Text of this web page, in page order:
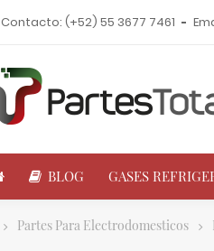
Contacto: (+52) 55 3677 7461
BLOG GASES
Partes Para Electrodomesticos